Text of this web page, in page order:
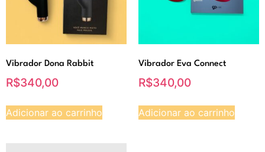
Vibrador Dona Rabbit
R$340,00
Adicionar ao carrinho
Vibrador Eva Connect
R$340,00
Adicionar ao carrinho